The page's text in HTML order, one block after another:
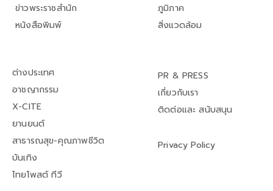
ข่าวพระราชสำนัก
หนังสือพิมพ์
ภูมิภาค
สิ่งแวดล้อม
ต่างประเทศ
อาชญากรรม
X-CITE
ยานยนต์
สาธารณสุข-คุณภาพชีวิต
บันเทิง
ไทยโพสต์ ทีวี
PR & PRESS
เกี่ยวกับเรา
ติดต่อและ สนับสนุน
Privacy Policy